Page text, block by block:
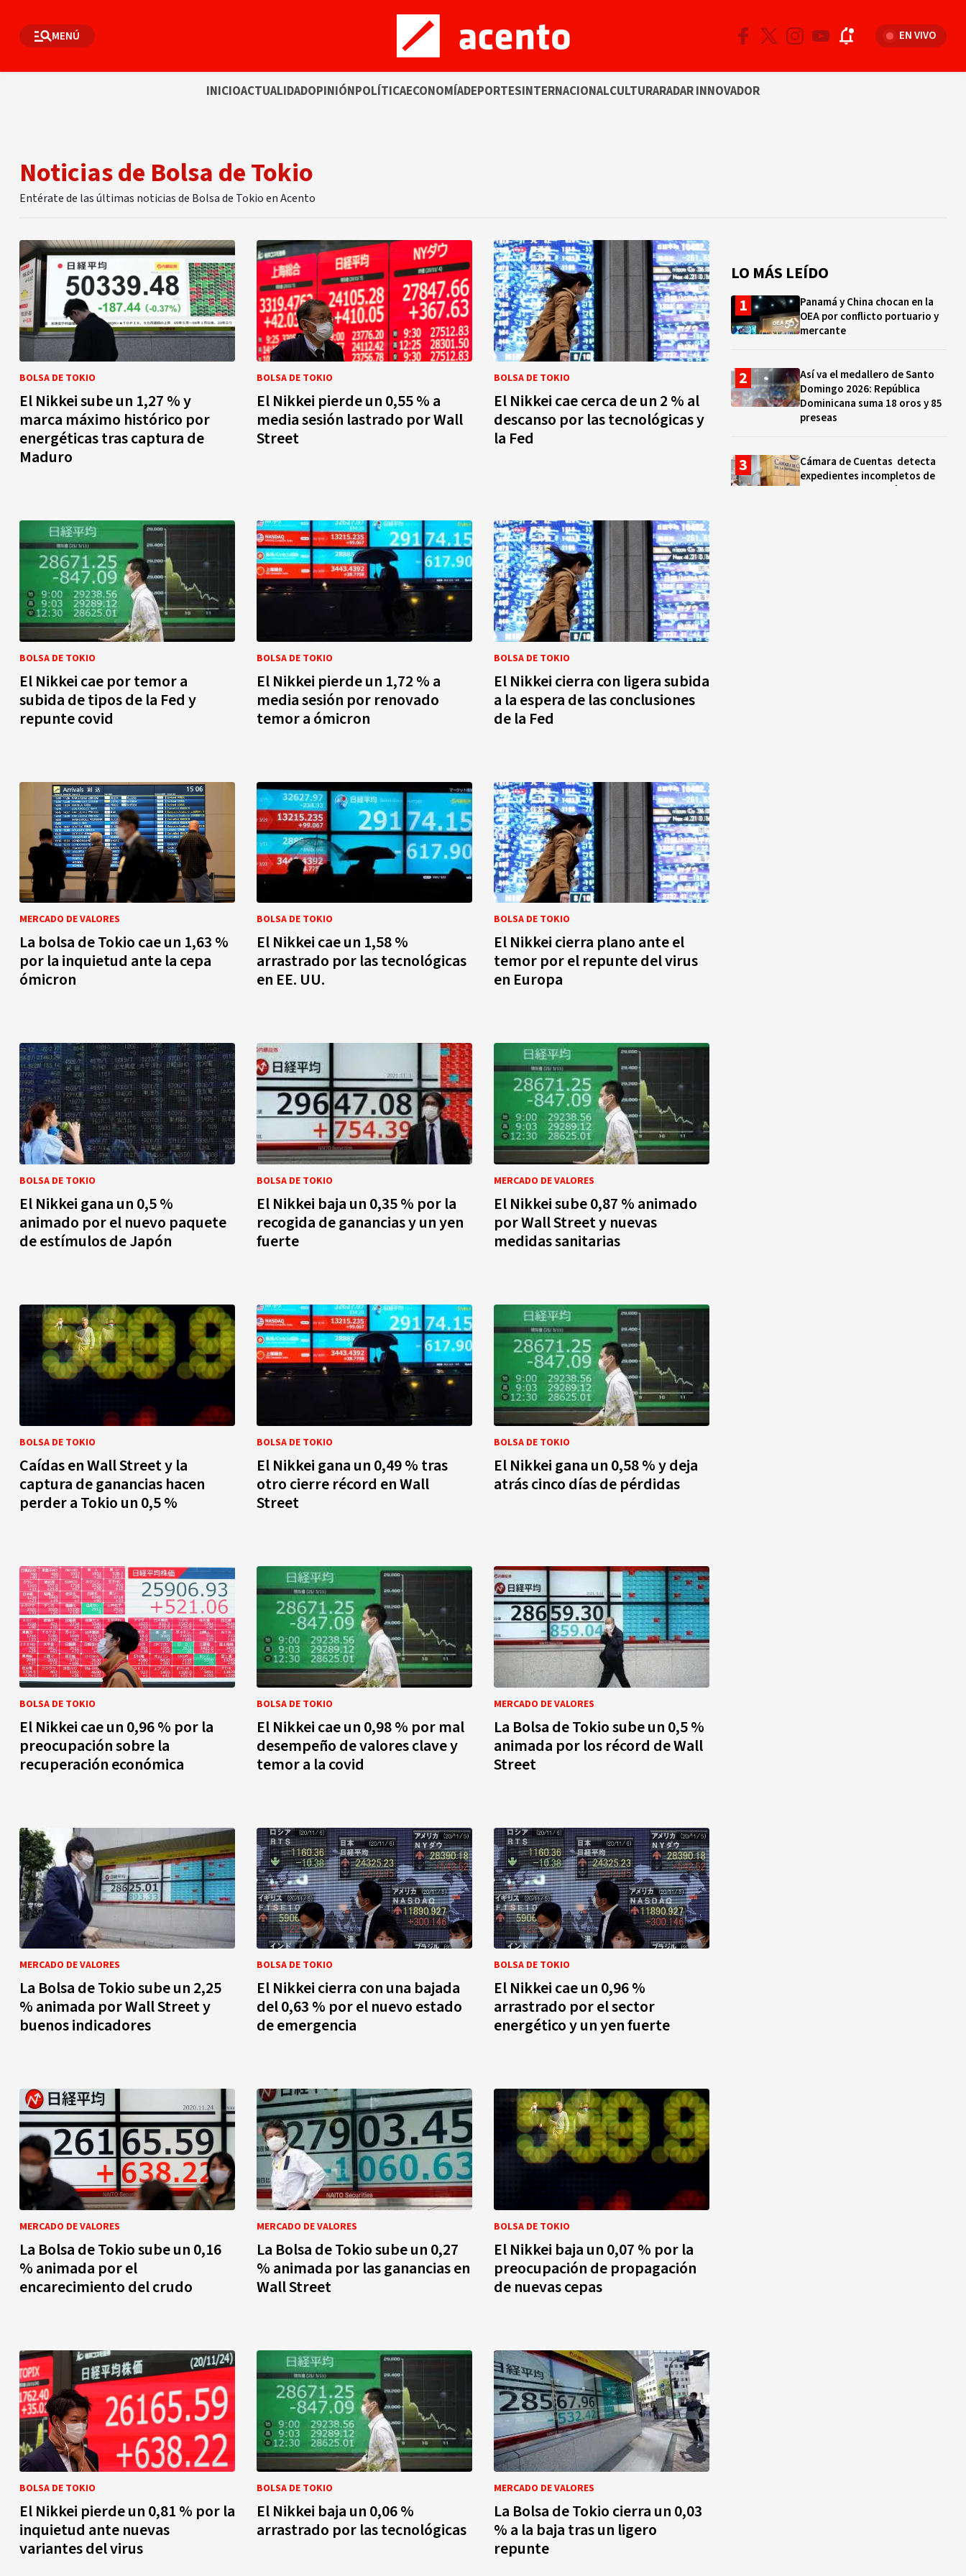
MENÚ EN VIVO
INICIOACTUALIDADOPINIÓNPOLÍTICAECONOMÍADEPORTESINTERNACIONALCULTURARADAR INNOVADOR
Noticias de Bolsa de Tokio
Entérate de las últimas noticias de Bolsa de Tokio en Acento
BOLSA DE TOKIO
El Nikkei sube un 1,27 % y
marca máximo histórico por
energéticas tras captura de
Maduro
BOLSA DE TOKIO
El Nikkei pierde un 0,55 % a
media sesión lastrado por Wall
Street
BOLSA DE TOKIO
El Nikkei cae cerca de un 2 % al
descanso por las tecnológicas y
la Fed
BOLSA DE TOKIO
El Nikkei cae por temor a
subida de tipos de la Fed y
repunte covid
BOLSA DE TOKIO
El Nikkei pierde un 1,72 % a
media sesión por renovado
temor a ómicron
BOLSA DE TOKIO
El Nikkei cierra con ligera subida
a la espera de las conclusiones
de la Fed
MERCADO DE VALORES
La bolsa de Tokio cae un 1,63 %
por la inquietud ante la cepa
ómicron
BOLSA DE TOKIO
El Nikkei cae un 1,58 %
arrastrado por las tecnológicas
en EE. UU.
BOLSA DE TOKIO
El Nikkei cierra plano ante el
temor por el repunte del virus
en Europa
BOLSA DE TOKIO
El Nikkei gana un 0,5 %
animado por el nuevo paquete
de estímulos de Japón
BOLSA DE TOKIO
El Nikkei baja un 0,35 % por la
recogida de ganancias y un yen
fuerte
MERCADO DE VALORES
El Nikkei sube 0,87 % animado
por Wall Street y nuevas
medidas sanitarias
BOLSA DE TOKIO
Caídas en Wall Street y la
captura de ganancias hacen
perder a Tokio un 0,5 %
BOLSA DE TOKIO
El Nikkei gana un 0,49 % tras
otro cierre récord en Wall
Street
BOLSA DE TOKIO
El Nikkei gana un 0,58 % y deja
atrás cinco días de pérdidas
BOLSA DE TOKIO
El Nikkei cae un 0,96 % por la
preocupación sobre la
recuperación económica
BOLSA DE TOKIO
El Nikkei cae un 0,98 % por mal
desempeño de valores clave y
temor a la covid
MERCADO DE VALORES
La Bolsa de Tokio sube un 0,5 %
animada por los récord de Wall
Street
MERCADO DE VALORES
La Bolsa de Tokio sube un 2,25
% animada por Wall Street y
buenos indicadores
BOLSA DE TOKIO
El Nikkei cierra con una bajada
del 0,63 % por el nuevo estado
de emergencia
BOLSA DE TOKIO
El Nikkei cae un 0,96 %
arrastrado por el sector
energético y un yen fuerte
MERCADO DE VALORES
La Bolsa de Tokio sube un 0,16
% animada por el
encarecimiento del crudo
MERCADO DE VALORES
La Bolsa de Tokio sube un 0,27
% animada por las ganancias en
Wall Street
BOLSA DE TOKIO
El Nikkei baja un 0,07 % por la
preocupación de propagación
de nuevas cepas
BOLSA DE TOKIO
El Nikkei pierde un 0,81 % por la
inquietud ante nuevas
variantes del virus
BOLSA DE TOKIO
El Nikkei baja un 0,06 %
arrastrado por las tecnológicas
MERCADO DE VALORES
La Bolsa de Tokio cierra un 0,03
% a la baja tras un ligero
repunte
LO MÁS LEÍDO
Panamá y China chocan en la
OEA por conflicto portuario y
mercante
Así va el medallero de Santo
Domingo 2026: República
Dominicana suma 18 oros y 85
preseas
Cámara de Cuentas detecta
expedientes incompletos de
operaciones por RD$16,600